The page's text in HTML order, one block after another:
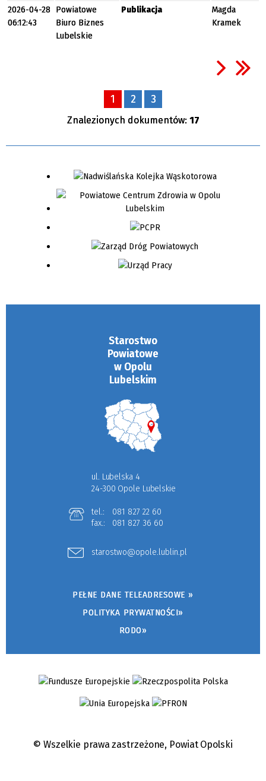
2026-04-28
06:12:43
Powiatowe
Biuro Biznes
Lubelskie
Publikacja
Magda
Kramek
1 2 3
Znalezionych dokumentów: 17
Starostwo
Powiatowe
w Opolu
Lubelskim
ul. Lubelska 4
24-300 Opole Lubelskie
tel.:
081 827 22 60
fax.:
081 827 36 60
starostwo@opole.lublin.pl
PEŁNE DANE TELEADRESOWE »
POLITYKA PRYWATNOŚCI»
RODO»
© Wszelkie prawa zastrzeżone, Powiat Opolski